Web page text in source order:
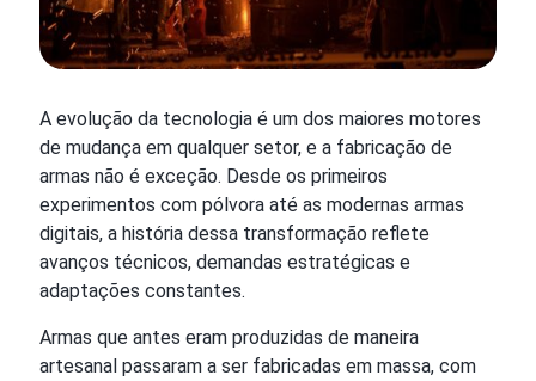
A evolução da tecnologia é um dos maiores motores
de mudança em qualquer setor, e a fabricação de
armas não é exceção. Desde os primeiros
experimentos com pólvora até as modernas armas
digitais, a história dessa transformação reflete
avanços técnicos, demandas estratégicas e
adaptações constantes.
Armas que antes eram produzidas de maneira
artesanal passaram a ser fabricadas em massa, com